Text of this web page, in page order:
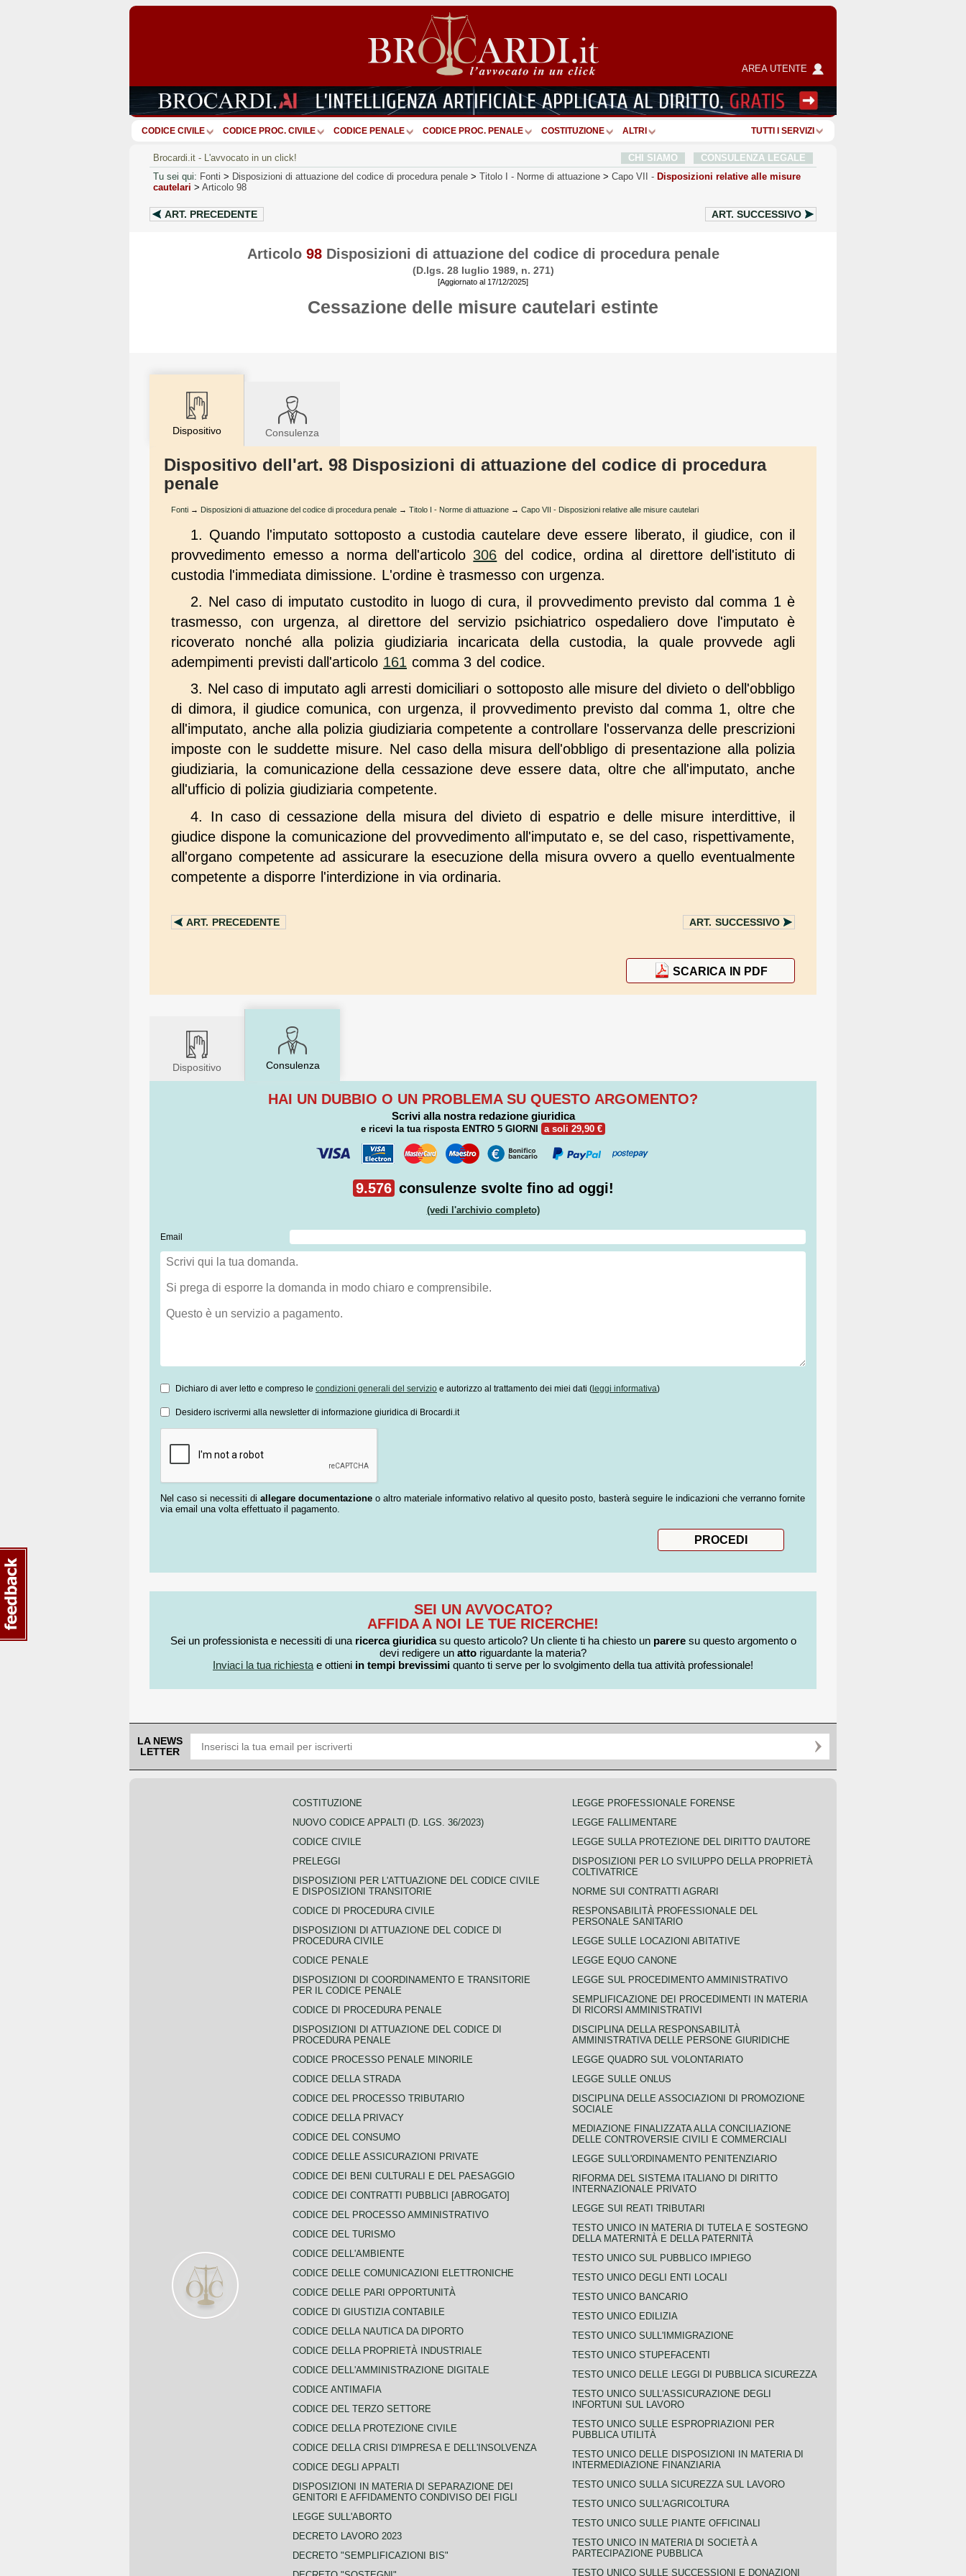
AREA UTENTE
CODICE CIVILE CODICE PROC. CIVILE CODICE PENALE CODICE PROC. PENALE COSTITUZIONE ALTRI TUTTI I SERVIZI
Brocardi.it - L'avvocato in un click! CHI SIAMO
CONSULENZA LEGALE
Tu sei qui: Fonti > Disposizioni di attuazione del codice di procedura penale > Titolo I - Norme di attuazione > Capo VII - Disposizioni relative alle misure
cautelari > Articolo 98
ART. PRECEDENTE ART. SUCCESSIVO
Articolo 98Disposizioni di attuazione del codice di procedura penale
(D.lgs. 28 luglio 1989, n. 271)
[Aggiornato al 17/12/2025]
Cessazione delle misure cautelari estinte
Dispositivo Consulenza
Dispositivo dell'art. 98 Disposizioni di attuazione del codice di procedura
penale
Fonti → Disposizioni di attuazione del codice di procedura penale → Titolo I - Norme di attuazione → Capo VII - Disposizioni relative alle misure cautelari
1. Quando l'imputato sottoposto a custodia cautelare deve essere liberato, il giudice, con il
provvedimento emesso a norma dell'articolo 306 del codice, ordina al direttore dell'istituto di
custodia l'immediata dimissione. L'ordine è trasmesso con urgenza.
2. Nel caso di imputato custodito in luogo di cura, il provvedimento previsto dal comma 1 è
trasmesso, con urgenza, al direttore del servizio psichiatrico ospedaliero dove l'imputato è
ricoverato nonché alla polizia giudiziaria incaricata della custodia, la quale provvede agli
adempimenti previsti dall'articolo 161 comma 3 del codice.
3. Nel caso di imputato agli arresti domiciliari o sottoposto alle misure del divieto o dell'obbligo
di dimora, il giudice comunica, con urgenza, il provvedimento previsto dal comma 1, oltre che
all'imputato, anche alla polizia giudiziaria competente a controllare l'osservanza delle prescrizioni
imposte con le suddette misure. Nel caso della misura dell'obbligo di presentazione alla polizia
giudiziaria, la comunicazione della cessazione deve essere data, oltre che all'imputato, anche
all'ufficio di polizia giudiziaria competente.
4. In caso di cessazione della misura del divieto di espatrio e delle misure interdittive, il
giudice dispone la comunicazione del provvedimento all'imputato e, se del caso, rispettivamente,
all'organo competente ad assicurare la esecuzione della misura ovvero a quello eventualmente
competente a disporre l'interdizione in via ordinaria.
ART. PRECEDENTE ART. SUCCESSIVO
SCARICA IN PDF
Dispositivo Consulenza
HAI UN DUBBIO O UN PROBLEMA SU QUESTO ARGOMENTO?
Scrivi alla nostra redazione giuridica
e ricevi la tua risposta ENTRO 5 GIORNI a soli 29,90 €
9.576 consulenze svolte fino ad oggi!
(vedi l'archivio completo)
Email
Dichiaro di aver letto e compreso le condizioni generali del servizio e autorizzo al trattamento dei miei dati (leggi informativa)
Desidero iscrivermi alla newsletter di informazione giuridica di Brocardi.it
Nel caso si necessiti di allegare documentazione o altro materiale informativo relativo al quesito posto, basterà seguire le indicazioni che verranno fornite
via email una volta effettuato il pagamento.
SEI UN AVVOCATO?
AFFIDA A NOI LE TUE RICERCHE!
Sei un professionista e necessiti di una ricerca giuridicasu questo articolo? Un cliente ti ha chiesto un pareresu questo argomento o
devi redigere un atto riguardante la materia?
Inviaci la tua richiesta e ottieni in tempi brevissimi quanto ti serve per lo svolgimento della tua attività professionale!
LA NEWS
LETTER
COSTITUZIONE
NUOVO CODICE APPALTI (D. LGS. 36/2023)
CODICE CIVILE
PRELEGGI
DISPOSIZIONI PER L'ATTUAZIONE DEL CODICE CIVILE
E DISPOSIZIONI TRANSITORIE
CODICE DI PROCEDURA CIVILE
DISPOSIZIONI DI ATTUAZIONE DEL CODICE DI
PROCEDURA CIVILE
CODICE PENALE
DISPOSIZIONI DI COORDINAMENTO E TRANSITORIE
PER IL CODICE PENALE
CODICE DI PROCEDURA PENALE
DISPOSIZIONI DI ATTUAZIONE DEL CODICE DI
PROCEDURA PENALE
CODICE PROCESSO PENALE MINORILE
CODICE DELLA STRADA
CODICE DEL PROCESSO TRIBUTARIO
CODICE DELLA PRIVACY
CODICE DEL CONSUMO
CODICE DELLE ASSICURAZIONI PRIVATE
CODICE DEI BENI CULTURALI E DEL PAESAGGIO
CODICE DEI CONTRATTI PUBBLICI [ABROGATO]
CODICE DEL PROCESSO AMMINISTRATIVO
CODICE DEL TURISMO
CODICE DELL'AMBIENTE
CODICE DELLE COMUNICAZIONI ELETTRONICHE
CODICE DELLE PARI OPPORTUNITÀ
CODICE DI GIUSTIZIA CONTABILE
CODICE DELLA NAUTICA DA DIPORTO
CODICE DELLA PROPRIETÀ INDUSTRIALE
CODICE DELL'AMMINISTRAZIONE DIGITALE
CODICE ANTIMAFIA
CODICE DEL TERZO SETTORE
CODICE DELLA PROTEZIONE CIVILE
CODICE DELLA CRISI D'IMPRESA E DELL'INSOLVENZA
CODICE DEGLI APPALTI
DISPOSIZIONI IN MATERIA DI SEPARAZIONE DEI
GENITORI E AFFIDAMENTO CONDIVISO DEI FIGLI
LEGGE SULL'ABORTO
DECRETO LAVORO 2023
DECRETO "SEMPLIFICAZIONI BIS"
LEGGE PROFESSIONALE FORENSE
LEGGE FALLIMENTARE
LEGGE SULLA PROTEZIONE DEL DIRITTO D'AUTORE
DISPOSIZIONI PER LO SVILUPPO DELLA PROPRIETÀ
COLTIVATRICE
NORME SUI CONTRATTI AGRARI
RESPONSABILITÀ PROFESSIONALE DEL
PERSONALE SANITARIO
LEGGE SULLE LOCAZIONI ABITATIVE
LEGGE EQUO CANONE
LEGGE SUL PROCEDIMENTO AMMINISTRATIVO
SEMPLIFICAZIONE DEI PROCEDIMENTI IN MATERIA
DI RICORSI AMMINISTRATIVI
DISCIPLINA DELLA RESPONSABILITÀ
AMMINISTRATIVA DELLE PERSONE GIURIDICHE
LEGGE QUADRO SUL VOLONTARIATO
LEGGE SULLE ONLUS
DISCIPLINA DELLE ASSOCIAZIONI DI PROMOZIONE
SOCIALE
MEDIAZIONE FINALIZZATA ALLA CONCILIAZIONE
DELLE CONTROVERSIE CIVILI E COMMERCIALI
LEGGE SULL'ORDINAMENTO PENITENZIARIO
RIFORMA DEL SISTEMA ITALIANO DI DIRITTO
INTERNAZIONALE PRIVATO
LEGGE SUI REATI TRIBUTARI
TESTO UNICO IN MATERIA DI TUTELA E SOSTEGNO
DELLA MATERNITÀ E DELLA PATERNITÀ
TESTO UNICO SUL PUBBLICO IMPIEGO
TESTO UNICO DEGLI ENTI LOCALI
TESTO UNICO BANCARIO
TESTO UNICO EDILIZIA
TESTO UNICO SULL'IMMIGRAZIONE
TESTO UNICO STUPEFACENTI
TESTO UNICO DELLE LEGGI DI PUBBLICA SICUREZZA
TESTO UNICO SULL'ASSICURAZIONE DEGLI
INFORTUNI SUL LAVORO
TESTO UNICO SULLE ESPROPRIAZIONI PER
PUBBLICA UTILITÀ
TESTO UNICO DELLE DISPOSIZIONI IN MATERIA DI
INTERMEDIAZIONE FINANZIARIA
TESTO UNICO SULLA SICUREZZA SUL LAVORO
TESTO UNICO SULL'AGRICOLTURA
TESTO UNICO SULLE PIANTE OFFICINALI
TESTO UNICO IN MATERIA DI SOCIETÀ A
PARTECIPAZIONE PUBBLICA
TESTO UNICO SULLE SUCCESSIONI E DONAZIONI